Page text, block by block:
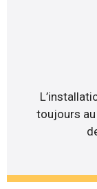
toujours